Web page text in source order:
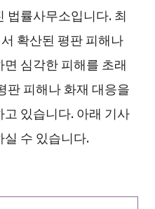
법률사무소입니다. 최
확산된 평판 피해나
심각한 피해를 초래
판 피해나 화재 대응을
있습니다. 아래 기사
수 있습니다.